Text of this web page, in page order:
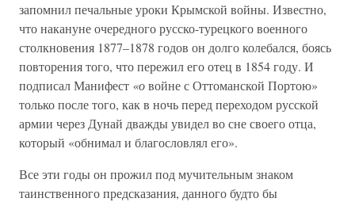
запомнил печальные уроки Крымской войны. Известно,
что накануне очередного русско-турецкого военного
столкновения 1877–1878 годов он долго колебался, боясь
повторения того, что пережил его отец в 1854 году. И
подписал Манифест «овойне с Оттоманской Портою»
только после того, как в ночь перед переходом русской
армии через Дунай дважды увидел во сне своего отца,
который «обнимал и благословлял его».
Все эти годы он прожил под мучительным знаком
таинственного предсказания, данного будто бы